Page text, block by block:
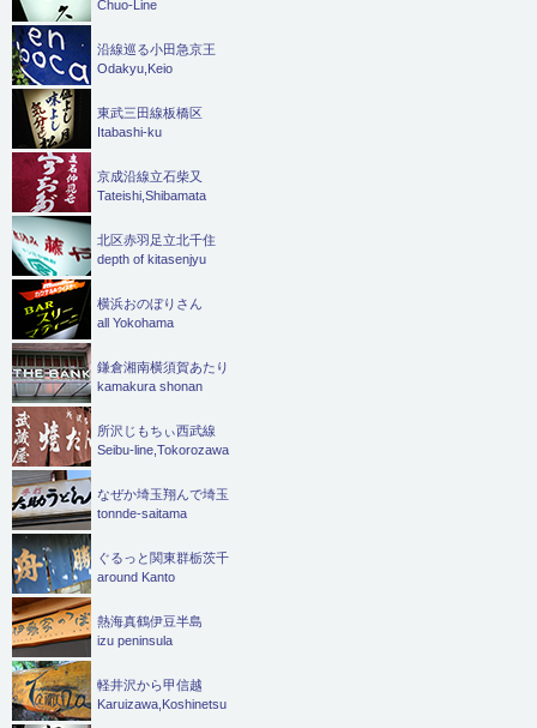
Chuo-Line
沿線巡る小田急京王
Odakyu,Keio
東武三田線板橋区
Itabashi-ku
京成沿線立石柴又
Tateishi,Shibamata
北区赤羽足立北千住
depth of kitasenjyu
横浜おのぼりさん
all Yokohama
鎌倉湘南横須賀あたり
kamakura shonan
所沢じもちぃ西武線
Seibu-line,Tokorozawa
なぜか埼玉翔んで埼玉
tonnde-saitama
ぐるっと関東群栃茨千
around Kanto
熱海真鶴伊豆半島
izu peninsula
軽井沢から甲信越
Karuizawa,Koshinetsu